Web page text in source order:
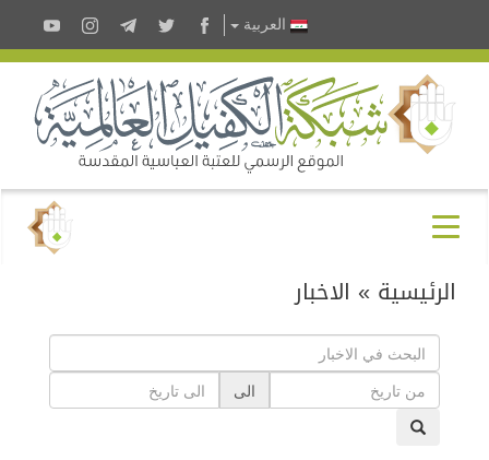
العربية
الرئيسية » الاخبار
الى